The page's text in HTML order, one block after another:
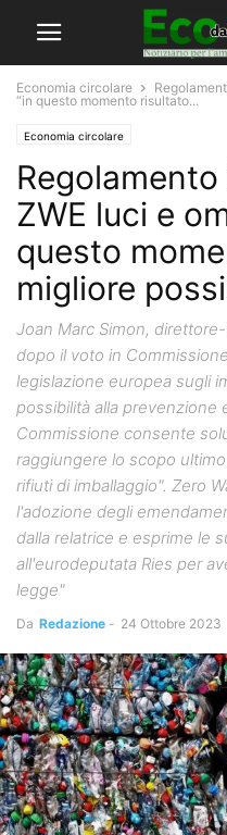
Economia circolare
“in questo momento risultato...
Economia circolare
ZWE luci e
questo
migliore
Joan Marc Simon,
dopo il voto in
legislazione europea sugli
possibilità alla prevenzione
Commissione consente
raggiungere lo scopo
rifiuti di imballaggio". Zero
l'adozione degli
dalla relatrice e esprime le
all'eurodeputata Ries per
legge"
Da Redazione - 24 Ottobre 2023